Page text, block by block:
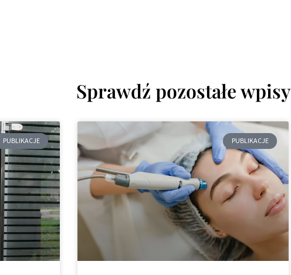
Sprawdź pozostałe wpisy
PUBLIKACJE PUBLIKACJE